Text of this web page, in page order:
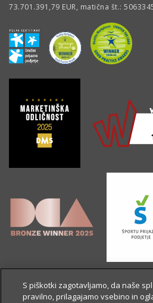
73.701.391,79 EUR, matična št.:
S piškotki zagotavljamo, da naše
pravilno, prilagajamo vsebino in